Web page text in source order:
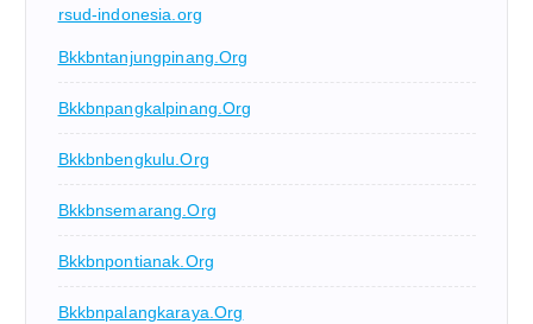
rsud-indonesia.org
Bkkbntanjungpinang.org
Bkkbnpangkalpinang.org
Bkkbnbengkulu.org
Bkkbnsemarang.org
Bkkbnpontianak.org
Bkkbnpalangkaraya.org